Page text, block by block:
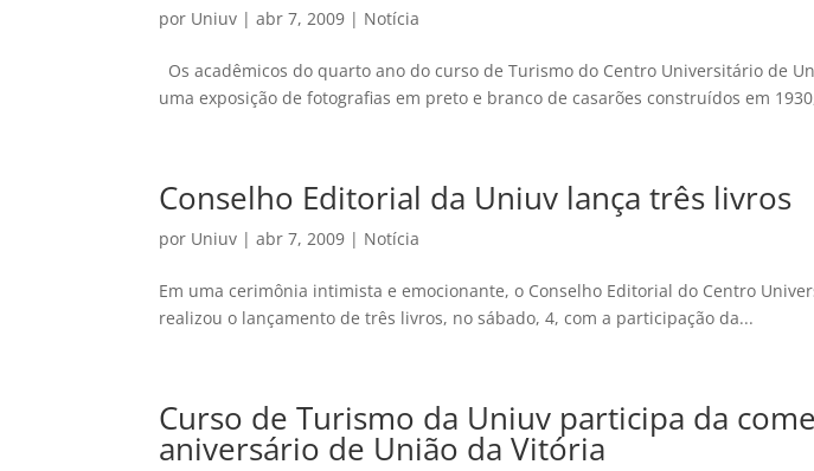
por Uniuv |abr 7, 2009 | Notícia
Os acadêmicos do quarto ano do curso de Turismo do Centro Universitário de
uma exposição de fotografias em preto e branco de casarões construídos em
Conselho Editorial da Uniuv lança três livros
por Uniuv |abr 7, 2009 | Notícia
Em uma cerimônia intimista e emocionante, o Conselho Editorial do Centro
realizou o lançamento de três livros, no sábado, 4, com a participação da...
Curso de Turismo da Uniuv participa da
aniversário de União da Vitória